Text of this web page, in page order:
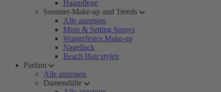
Haarpflege
Sommer-Make-up und Trends
Alle anzeigen
Mists & Setting Sprays
Wasserfestes Make-up
Nagellack
Beach Hair stylen
Parfum
Alle anzeigen
Damendüfte